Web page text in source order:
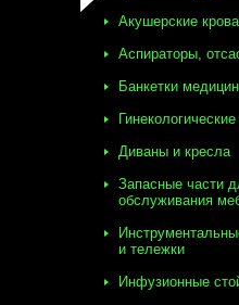
Акушерские
Аспираторы,
Банкетки
Диваны и кресла
Запасные части
обслуживания
и тележки
Инфузионные